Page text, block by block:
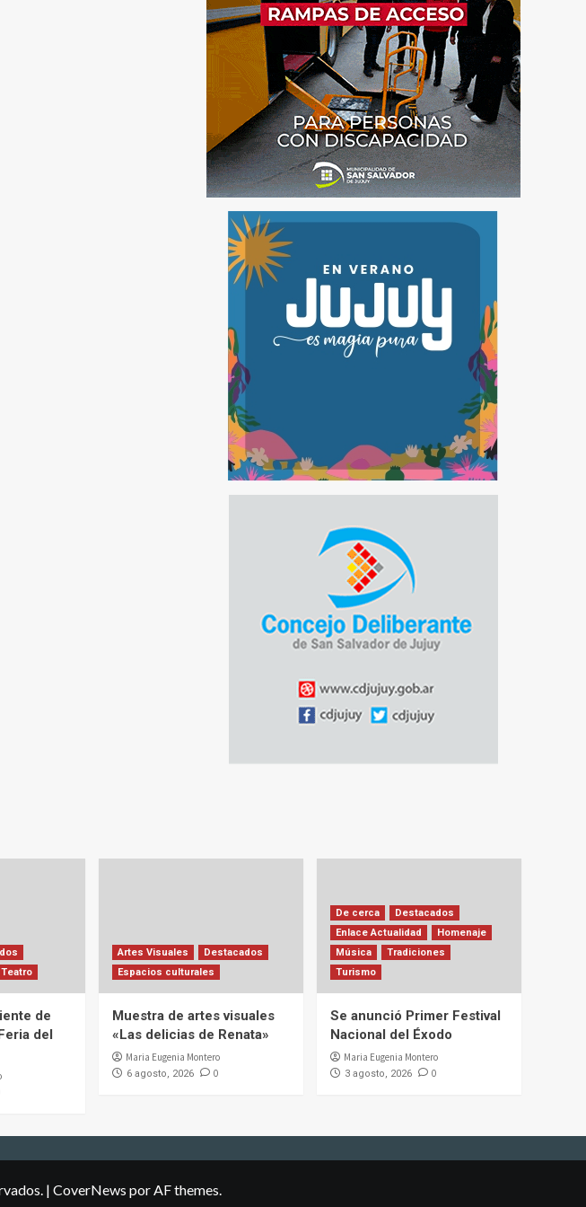
Teatro
de
del
Artes Visuales
Destacados
Espacios culturales
Muestra de artes visuales
«Las delicias de Renata»
Maria Eugenia Montero
6 agosto, 2026 0
De cerca
Destacados
Enlace Actualidad
Homenaje
Música
Tradiciones
Turismo
Se anunció Primer Festival
Nacional del Éxodo
Maria Eugenia Montero
3 agosto, 2026 0
| CoverNews por AF themes.